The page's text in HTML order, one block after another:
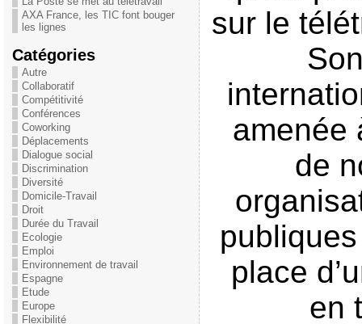
AXA France, les TIC font bouger
les lignes
Catégories
Autre
Collaboratif
Compétitivité
Conférences
Coworking
Déplacements
Dialogue social
Discrimination
Diversité
Domicile-Travail
Droit
Durée du Travail
Ecologie
Emploi
Environnement de travail
Espagne
Etude
Europe
Flexibilité
sur le
amenée
de
place
en